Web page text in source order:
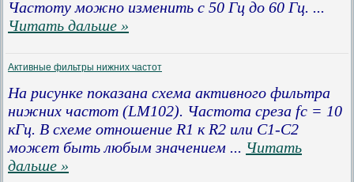
Частоту можно изменить с 50 Гц до 60 Гц. ...
Читать дальше »
Активные фильтры нижних частот
На рисунке показана схема активного фильтра
нижних частот (LM102). Частота среза fc = 10
кГц. В схеме отношение R1 к R2 или C1-C2
может быть любым значением ... Читать
дальше »